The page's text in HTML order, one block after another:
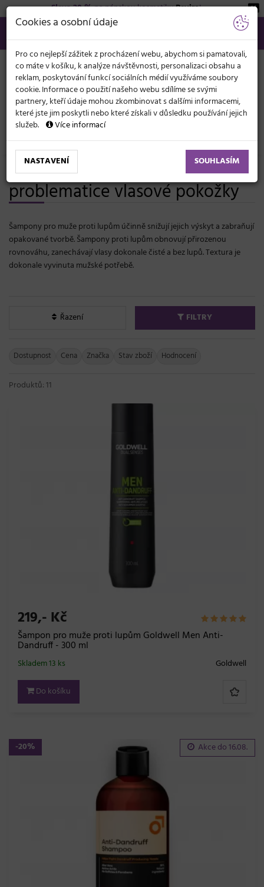
Sleva 20 %na pánskou kosmetikuBeviro!
566 440 099
info@svetkadernictvi.cz
Po−pá: 8−17
Vše o nákupu Kč
KATEGORIE
MENU
Vlasová kosmetika Šampony Pro muže
Pánské šampony proti lupům a
problematice vlasové pokožky
Šampony pro muže proti lupům účinně snižují jejich výskyt a zabraňují
opakované tvorbě. Šampony proti lupům obnovují přirozenou
rovnováhu, zanechávají vlasy dokonale čisté a bez lupů. Textura je
dokonale vyvinuta mužské potřebě.
Řazení FILTRY
Dostupnost Cena Značka Stav zboží Hodnocení
Produktů: 11
219,- Kč
Šampon pro muže proti lupům Goldwell Men Anti-
Dandruff - 300 ml
Goldwell
Skladem 13 ks
Do košíku
-20% Akce do16.08.
Cookies a osobní údaje
Pro co nejlepší zážitek z procházení webu, abychom si pamatovali,
co máte v košíku, k analýze návštěvnosti, personalizaci obsahu a
reklam, poskytování funkcí sociálních médií využíváme soubory
cookie. Informace o použití našeho webu sdílíme se svými
partnery, kteří údaje mohou zkombinovat s dalšími informacemi,
které jste jim poskytli nebo které získali v důsledku používání jejich
služeb.
Více informací
NASTAVENÍ SOUHLASÍM